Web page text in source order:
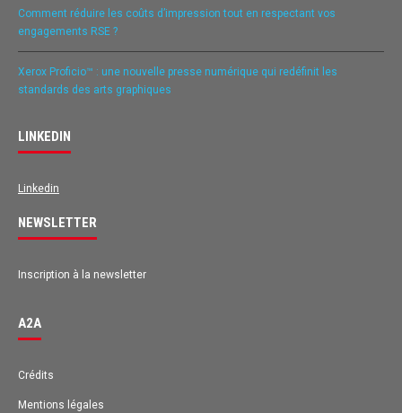
Comment réduire les coûts d’impression tout en respectant vos
engagements RSE ?
Xerox Proficio™ : une nouvelle presse numérique qui redéfinit les
standards des arts graphiques
LINKEDIN
Linkedin
NEWSLETTER
Inscription à la newsletter
A2A
Crédits
Mentions légales